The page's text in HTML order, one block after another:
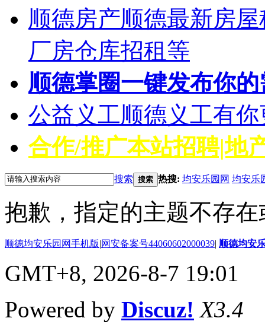
顺德房产顺德最新房
厂房仓库招租等
顺德掌圈一键发布你
公益义工顺德义工有
合作/推广本站招聘|地
搜索 搜索 热搜: 均安乐园网 均安乐
抱歉，指定的主题不存
顺德均安乐园网手机版|网安备案号44060602000039| 顺德均安
GMT+8, 2026-8-7 19:01
Powered by Discuz! X3.4